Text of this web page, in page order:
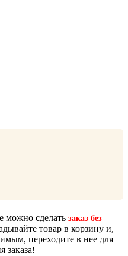
можно сделать заказ без
товар в корзину и,
переходите в нее для
заказа!